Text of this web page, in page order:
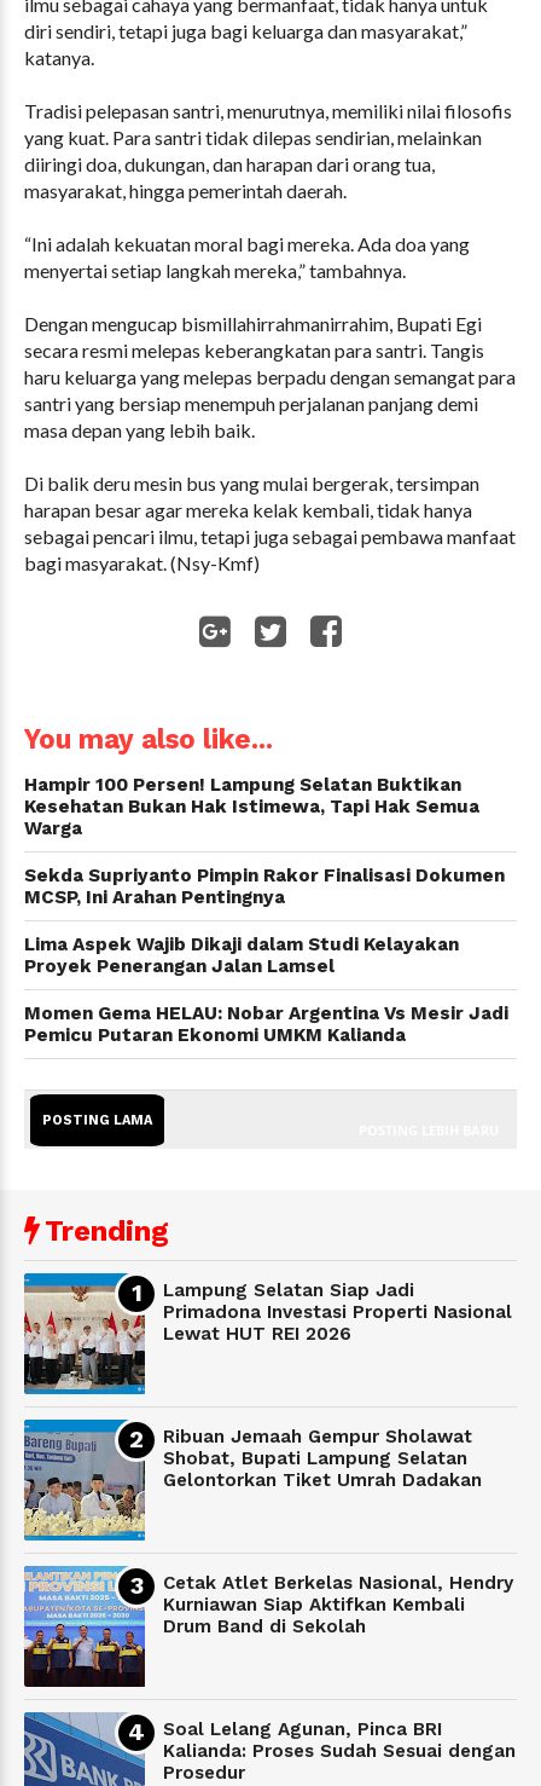
diri sendiri, tetapi juga bagi keluarga dan masyarakat,”
katanya.
Tradisi pelepasan santri, menurutnya, memiliki nilai filosofis
yang kuat. Para santri tidak dilepas sendirian, melainkan
diiringi doa, dukungan, dan harapan dari orang tua,
masyarakat, hingga pemerintah daerah.
“Ini adalah kekuatan moral bagi mereka. Ada doa yang
menyertai setiap langkah mereka,” tambahnya.
Dengan mengucap bismillahirrahmanirrahim, Bupati Egi
secara resmi melepas keberangkatan para santri. Tangis
haru keluarga yang melepas berpadu dengan semangat para
santri yang bersiap menempuh perjalanan panjang demi
masa depan yang lebih baik.
Di balik deru mesin bus yang mulai bergerak, tersimpan
harapan besar agar mereka kelak kembali, tidak hanya
sebagai pencari ilmu, tetapi juga sebagai pembawa manfaat
bagi masyarakat. (Nsy-Kmf)
You may also like...
Hampir 100 Persen! Lampung Selatan Buktikan
Kesehatan Bukan Hak Istimewa, Tapi Hak Semua
Warga
Sekda Supriyanto Pimpin Rakor Finalisasi Dokumen
MCSP, Ini Arahan Pentingnya
Lima Aspek Wajib Dikaji dalam Studi Kelayakan
Proyek Penerangan Jalan Lamsel
Momen Gema HELAU: Nobar Argentina Vs Mesir Jadi
Pemicu Putaran Ekonomi UMKM Kalianda
POSTING LAMA
Trending
Lampung Selatan Siap Jadi
Primadona Investasi Properti Nasional
Lewat HUT REI 2026
Ribuan Jemaah Gempur Sholawat
Shobat, Bupati Lampung Selatan
Gelontorkan Tiket Umrah Dadakan
Cetak Atlet Berkelas Nasional, Hendry
Kurniawan Siap Aktifkan Kembali
Drum Band di Sekolah
Soal Lelang Agunan, Pinca BRI
Kalianda: Proses Sudah Sesuai dengan
Prosedur